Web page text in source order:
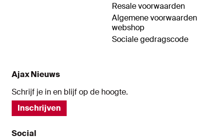
Resale voorwaarden
Algemene voorwaarden
webshop
Sociale gedragscode
Ajax Nieuws
Schrijf je in en blijf op de hoogte.
Inschrijven
Social